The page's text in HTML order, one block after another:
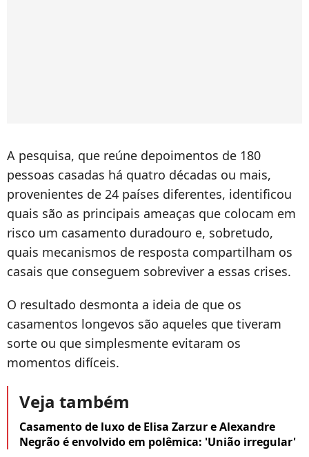
A pesquisa, que reúne depoimentos de 180
pessoas casadas há quatro décadas ou mais,
provenientes de 24 países diferentes, identificou
quais são as principais ameaças que colocam em
risco um casamento duradouro e, sobretudo,
quais mecanismos de resposta compartilham os
casais que conseguem sobreviver a essas crises.
O resultado desmonta a ideia de que os
casamentos longevos são aqueles que tiveram
sorte ou que simplesmente evitaram os
momentos difíceis.
Veja também
Casamento de luxo de Elisa Zarzur e Alexandre
Negrão é envolvido em polêmica: 'União irregular'